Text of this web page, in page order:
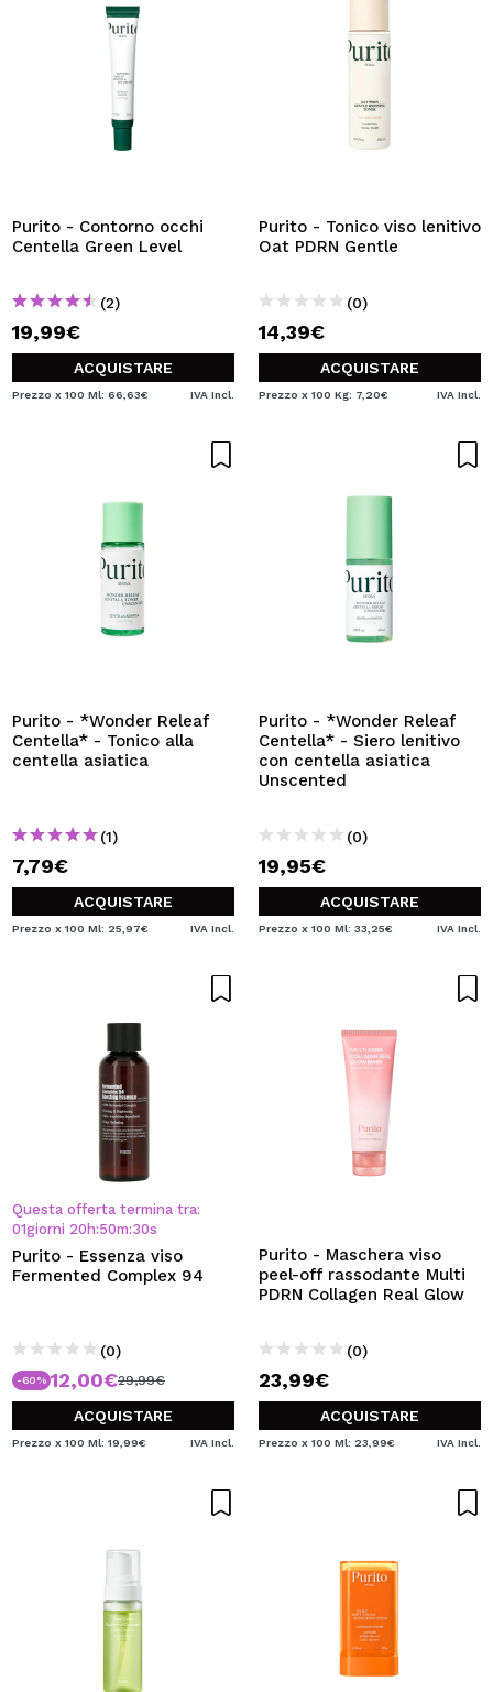
Purito - Contorno occhi
Centella Green Level
(2)
19,99€
ACQUISTARE
Prezzo x 100 Ml: 66,63€ IVA Incl.
Purito - Tonico viso lenitivo
Oat PDRN Gentle
(0)
14,39€
ACQUISTARE
Prezzo x 100 Kg: 7,20€ IVA Incl.
Purito - *Wonder Releaf
Centella* - Tonico alla
centella asiatica
(1)
7,79€
ACQUISTARE
Prezzo x 100 Ml: 25,97€ IVA Incl.
Purito - *Wonder Releaf
Centella* - Siero lenitivo
con centella asiatica
Unscented
(0)
19,95€
ACQUISTARE
Prezzo x 100 Ml: 33,25€ IVA Incl.
Questa offerta termina tra:
01giorni 20 h:50m:29s
Purito - Essenza viso
Fermented Complex 94
(0)
-60% 12,00€29,99€
ACQUISTARE
Prezzo x 100 Ml: 19,99€ IVA Incl.
Purito - Maschera viso
peel-off rassodante Multi
PDRN Collagen Real Glow
(0)
23,99€
ACQUISTARE
Prezzo x 100 Ml: 23,99€ IVA Incl.